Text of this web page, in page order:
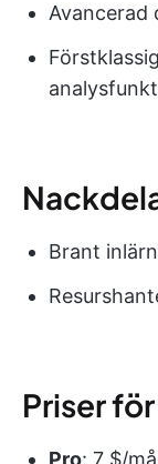
Avancerad
Brant
Priser
Pro: 7 $/